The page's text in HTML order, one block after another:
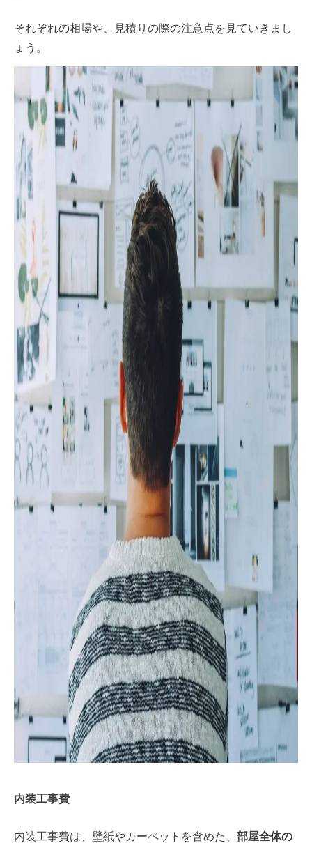
それぞれの相場や、見積りの際の注意点を見ていきまし
ょう。
内装工事費
内装工事費は、壁紙やカーペットを含めた、 部屋全体の